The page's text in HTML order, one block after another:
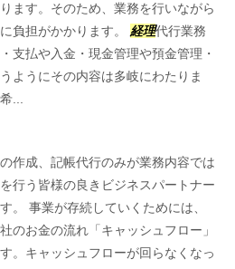
ます。そのため、業務を行いながら
負担がかかります。 経理代行業務
支払や入金・現金管理や預金管理・
ようにその内容は多岐にわたりま
...
作成、記帳代行のみが業務内容では
行う皆様の良きビジネスパートナー
。 事業が存続していくためには、
のお金の流れ「キャッシュフロー」
。キャッシュフローが回らなくなっ